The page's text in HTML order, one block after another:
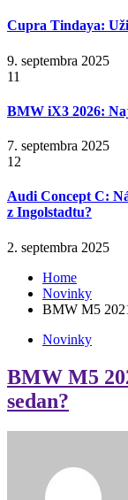
Cupra Tindaya:
9. septembra 2025
11
BMW iX3 2026:
7. septembra 2025
12
Audi Concept C:
z Ingolstadtu?
2. septembra 2025
Home
Novinky
BMW M5
Novinky
BMW M5
sedan?